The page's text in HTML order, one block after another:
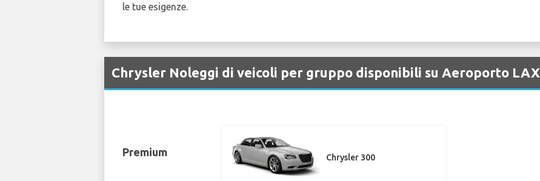
le tue esigenze.
Chrysler Noleggi di veicoli per gruppo disponibili su Aeroporto LAX
Premium Chrysler 300